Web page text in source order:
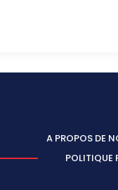
A PROPOS DE
POLITIQUE